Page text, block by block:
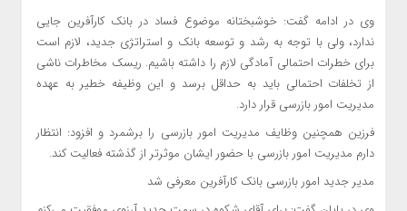
وی در ادامه گفت: خوشبختانه موضوع فساد در بانک کارآفرین جایی
ندارد، ولی با توجه به رشد و توسعه بانک و استراتژی جدید، لازم است
برای خطرات احتمالی آمادگی لازم را داشته باشیم. ریسک مخاطرات ناشی
از تخلفات احتمالی باید به حداقل برسد و این وظیفه خطیر به عهده
مدیریت امور بازرسی قرار دارد.
فرزین همچنین وظایف مدیریت امور بازرسی را برشمرد و افزود: انتظار
دارم مدیریت امور بازرسی با حضور ایشان موثرتر از گذشته فعالیت کند.
مدیر جدید امور بازرسی بانک کارآفرین معرفی شد